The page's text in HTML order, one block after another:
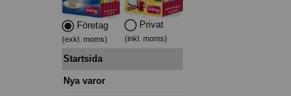
Företag
(exkl. moms)
Privat
(inkl. moms)
Startsida
Nya varor